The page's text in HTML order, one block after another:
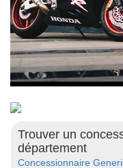
Trouver un
département
Concessionnaire